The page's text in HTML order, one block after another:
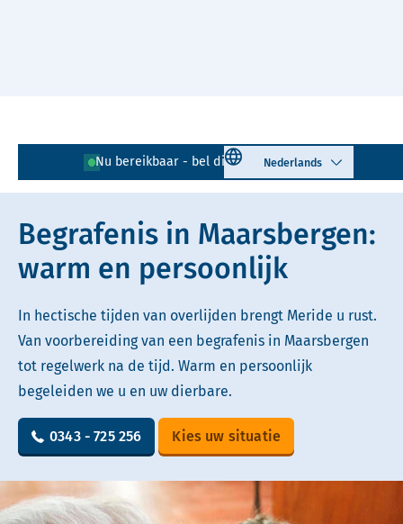
Nu bereikbaar - bel direct! 0343 - 725 256
Select language
Lees voor Uitleg woorden
Simpele tekst
Begrafenis in Maarsbergen:
warm en persoonlijk
In hectische tijden van overlijden brengt Meride u rust.
Van voorbereiding van een begrafenis in Maarsbergen
tot regelwerk na de tijd. Warm en persoonlijk
begeleiden we u en uw dierbare.
0343 - 725 256 Kies uw situatie